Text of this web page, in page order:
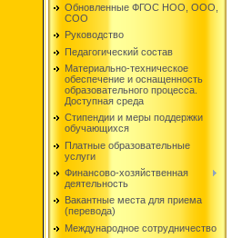
Обновленные ФГОС НОО, ООО,
СОО
Руководство
Педагогический состав
Материально-техническое
обеспечение и оснащенность
образовательного процесса.
Доступная среда
Стипендии и меры поддержки
обучающихся
Платные образовательные
услуги
Финансово-хозяйственная
деятельность
Вакантные места для приема
(перевода)
Международное сотрудничество